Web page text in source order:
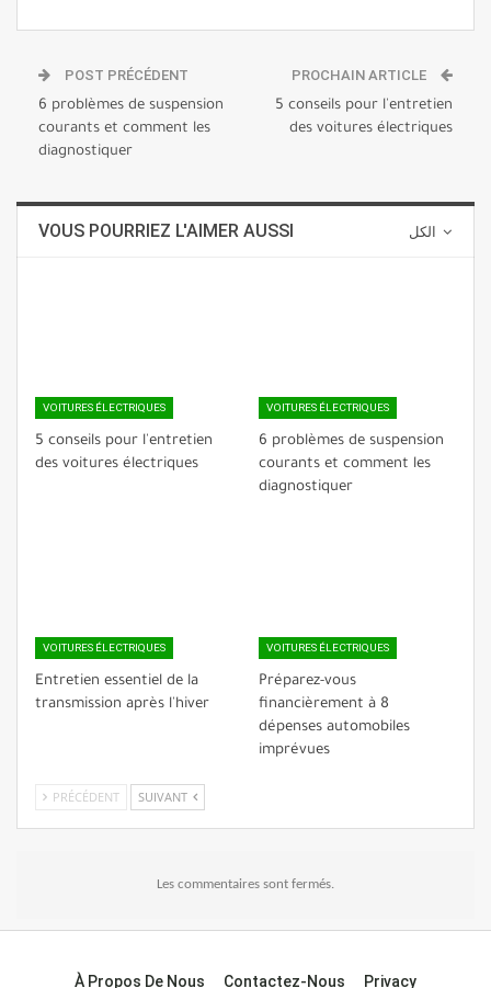
POST PRÉCÉDENT
6 problèmes de suspension
courants et comment les
diagnostiquer
PROCHAIN ARTICLE
5 conseils pour l'entretien
des voitures électriques
VOUS POURRIEZ L'AIMER AUSSI
VOITURES ÉLECTRIQUES
5 conseils pour l'entretien
des voitures électriques
VOITURES ÉLECTRIQUES
6 problèmes de suspension
courants et comment les
diagnostiquer
VOITURES ÉLECTRIQUES
Entretien essentiel de la
transmission après l'hiver
VOITURES ÉLECTRIQUES
Préparez-vous
financièrement à 8
dépenses automobiles
imprévues
PRÉCÉDENT SUIVANT
Les commentaires sont fermés.
À Propos De Nous Contactez-Nous Privacy